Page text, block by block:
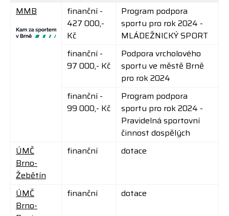
MMB
finanční -
427 000,-
Kč
Program podpora
sportu pro rok 2024 -
MLÁDEŽNICKÝ SPORT
finanční -
97 000,- Kč
Podpora vrcholového
sportu ve městě Brně
pro rok 2024
finanční -
99 000,- Kč
Program podpora
sportu pro rok 2024 -
Pravidelná sportovní
činnost dospělých
ÚMČ
Brno-
Žebětín
finanční dotace
ÚMČ
Brno-
finanční dotace